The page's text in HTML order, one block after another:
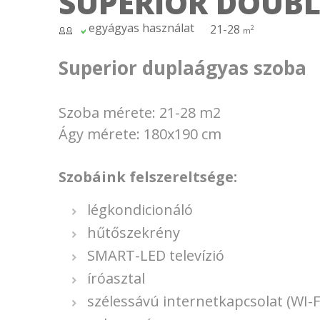
egyágyas használat 21-28 m2
Superior duplaágyas szoba
Szoba mérete: 21-28 m2
Ágy mérete: 180x190 cm
Szobáink felszereltsége:
légkondicionáló
hűtőszekrény
SMART-LED televízió
íróasztal
szélessávú internetkapcsolat (WI-